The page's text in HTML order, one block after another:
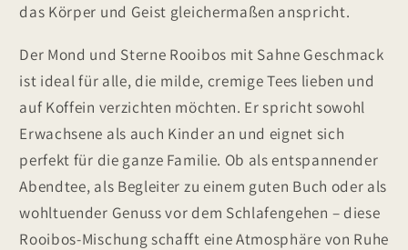
das Körper und Geist gleichermaßen anspricht.
Der Mond und Sterne Rooibos mit Sahne Geschmack
ist ideal für alle, die milde, cremige Tees lieben und
auf Koffein verzichten möchten. Er spricht sowohl
Erwachsene als auch Kinder an und eignet sich
perfekt für die ganze Familie. Ob als entspannender
Abendtee, als Begleiter zu einem guten Buch oder als
wohltuender Genuss vor dem Schlafengehen – diese
Rooibos-Mischung schafft eine Atmosphäre von Ruhe